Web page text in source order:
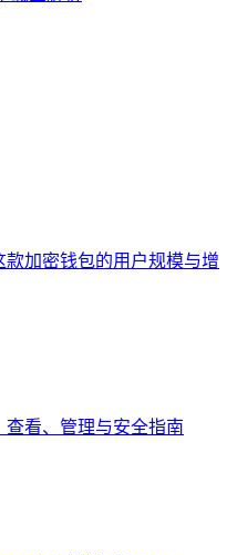
款加密钱包的用户规模与增
查看、管理与安全指南